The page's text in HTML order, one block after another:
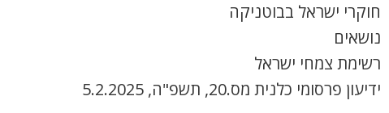
חוקרי ישראל בבוטניקה
נושאים
רשימת צמחי ישראל
ידיעון פרסומי כלנית מס.20, תשפ"ה, 5.2.2025